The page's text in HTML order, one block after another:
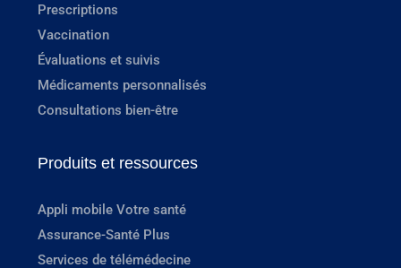
Prescriptions
Vaccination
Évaluations et suivis
Médicaments personnalisés
Consultations bien-être
Produits et ressources
Appli mobile Votre santé
Assurance-Santé Plus
Services de télémédecine